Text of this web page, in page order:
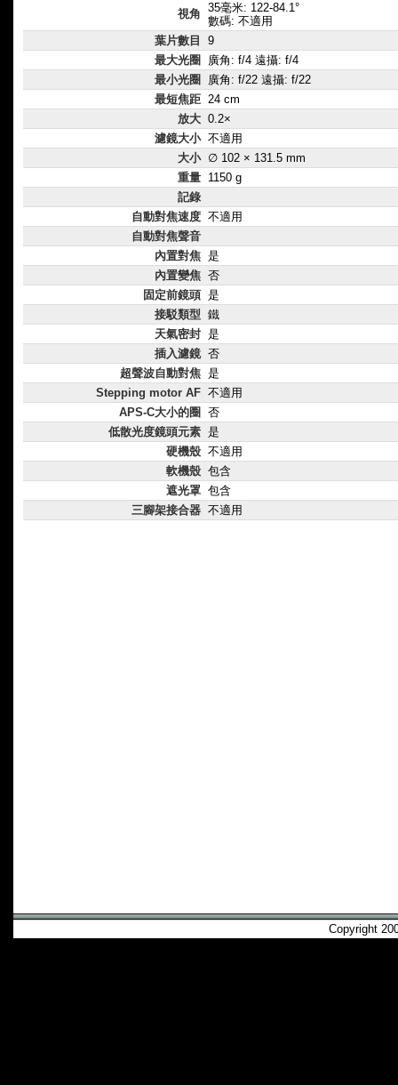
視角 35毫米: 122-84.1°
數碼: 不適用
葉片數目
9
最大光圈
廣角: f/4 遠攝: f/4
最小光圈
廣角: f/22 遠攝: f/22
最短焦距 24 cm
放大 0.2×
濾鏡大小 不適用
大小 ∅ 102 × 131.5 mm
重量 1150 g
記錄
自動對焦速度 不適用
自動對焦聲音
內置對焦 是
內置變焦 否
固定前鏡頭 是
接駁類型 鐵
天氣密封 是
插入濾鏡 否
超聲波自動對焦 是
Stepping motor AF 不適用
APS-C大小的圈
否
低散光度鏡頭元素 是
硬機殼 不適用
軟機殼 包含
遮光罩 包含
三腳架接合器 不適用
Copyright